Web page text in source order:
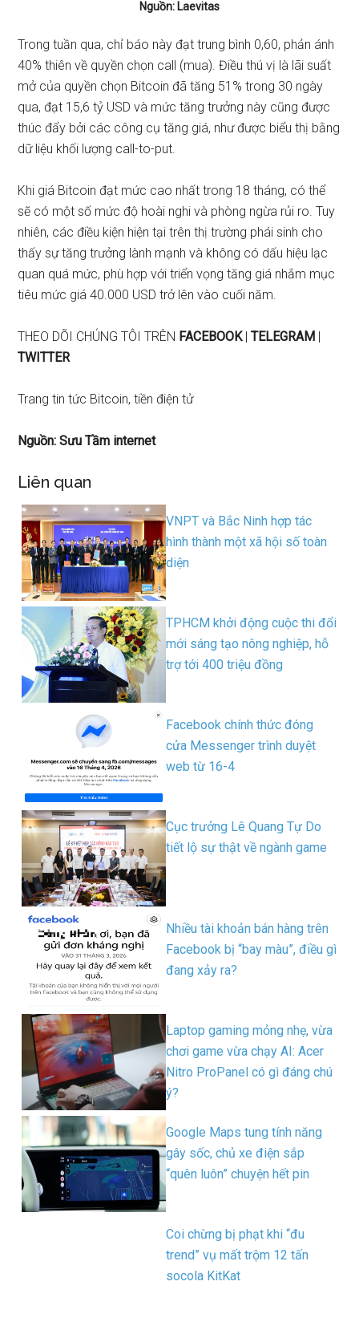
Nguồn: Laevitas
Trong tuần qua, chỉ báo này đạt trung bình 0,60, phản ánh
40% thiên về quyền chọn call (mua). Điều thú vị là lãi suất
mở của quyền chọn Bitcoin đã tăng 51% trong 30 ngày
qua, đạt 15,6 tỷ USD và mức tăng trưởng này cũng được
thúc đẩy bởi các công cụ tăng giá, như được biểu thị bằng
dữ liệu khối lượng call-to-put.
Khi giá Bitcoin đạt mức cao nhất trong 18 tháng, có thể
sẽ có một số mức độ hoài nghi và phòng ngừa rủi ro. Tuy
nhiên, các điều kiện hiện tại trên thị trường phái sinh cho
thấy sự tăng trưởng lành mạnh và không có dấu hiệu lạc
quan quá mức, phù hợp với triển vọng tăng giá nhắm mục
tiêu mức giá 40.000 USD trở lên vào cuối năm.
THEO DÕI CHÚNG TÔI TRÊN FACEBOOK|TELEGRAM |
TWITTER
Trang tin tức Bitcoin, tiền điện tử
Nguồn: Sưu Tầm internet
Liên quan
VNPT và Bắc Ninh hợp tác
hình thành một xã hội số toàn
diện
TPHCM khởi động cuộc thi đổi
mới sáng tạo nông nghiệp, hỗ
trợ tới 400 triệu đồng
Facebook chính thức đóng
cửa Messenger trình duyệt
web từ 16-4
Cục trưởng Lê Quang Tự Do
tiết lộ sự thật về ngành game
Nhiều tài khoản bán hàng trên
Facebook bị “bay màu”, điều gì
đang xảy ra?
Laptop gaming mỏng nhẹ, vừa
chơi game vừa chạy AI: Acer
Nitro ProPanel có gì đáng chú
ý?
Google Maps tung tính năng
gây sốc, chủ xe điện sắp
“quên luôn” chuyện hết pin
Coi chừng bị phạt khi “đu
trend” vụ mất trộm 12 tấn
socola KitKat